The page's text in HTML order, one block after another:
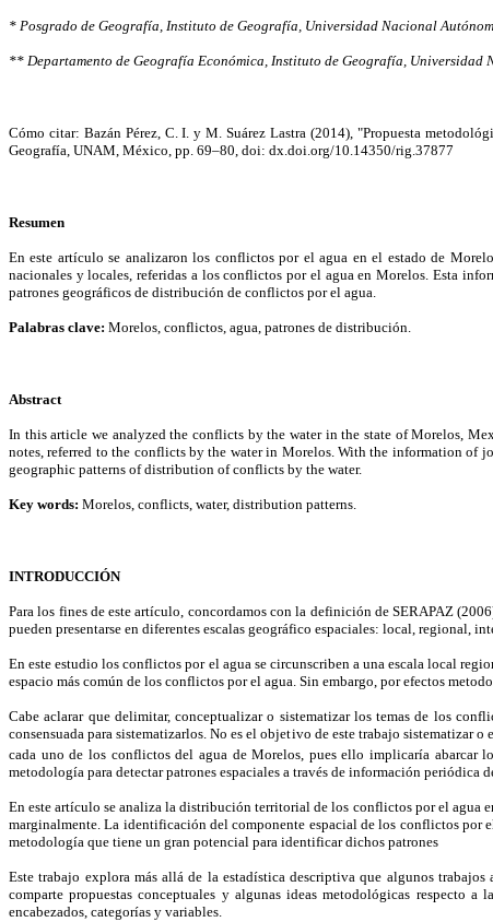
* Posgrado de Geografía, Instituto de Geografía, Universidad Nacional
** Departamento de Geografía Económica, Instituto de Geografía,
Cómo citar: Bazán Pérez, C. I. y M. Suárez Lastra (2014), "Propuesta
Geografía, UNAM, México, pp. 69–80, doi: dx.doi.org/10.14350/rig.37877
Resumen
En este artículo se analizaron los conflictos por el agua en el estado de
nacionales y locales, referidas a los conflictos por el agua en Morelos. Esta
patrones geográficos de distribución de conflictos por el agua.
Palabras clave: Morelos, conflictos, agua, patrones de distribución.
Abstract
In this article we analyzed the conflicts by the water in the state of Morelos,
notes, referred to the conflicts by the water in Morelos. With the information of
geographic patterns of distribution of conflicts by the water.
Key words: Morelos, conflicts, water, distribution patterns.
INTRODUCCIÓN
Para los fines de este artículo, concordamos con la definición de SERAPAZ
pueden presentarse en diferentes escalas geográfico espaciales: local, regional,
En este estudio los conflictos por el agua se circunscriben a una escala local
espacio más común de los conflictos por el agua. Sin embargo, por efectos
Cabe aclarar que delimitar, conceptualizar o sistematizar los temas de los
consensuada para sistematizarlos. No es el objetivo de este trabajo sistematizar
cada uno de los conflictos del agua de Morelos, pues ello implicaría abarcar
metodología para detectar patrones espaciales a través de información periódica
En este artículo se analiza la distribución territorial de los conflictos por el agua
marginalmente. La identificación del componente espacial de los conflictos por
metodología que tiene un gran potencial para identificar dichos patrones
Este trabajo explora más allá de la estadística descriptiva que algunos
comparte propuestas conceptuales y algunas ideas metodológicas respecto
encabezados, categorías y variables.